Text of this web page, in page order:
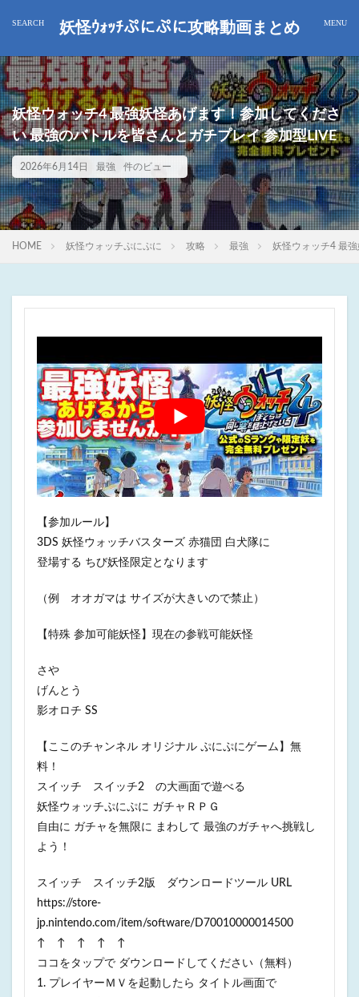
妖怪ｳｫｯﾁぷにぷに攻略動画まとめ
妖怪ウォッチ4 最強妖怪あげます！参加してくださ
い 最強のバトルを皆さんとガチプレイ 参加型LIVE
2026年6月14日 最強 件のビュー
HOME 妖怪ウォッチぷにぷに 攻略 最強 妖怪ウォッチ4 最
【参加ルール】
3DS 妖怪ウォッチバスターズ 赤猫団 白犬隊に
登場する ちび妖怪限定となります
（例 オオガマは サイズが大きいので禁止）
【特殊 参加可能妖怪】現在の参戦可能妖怪
さや
げんとう
影オロチ SS
【ここのチャンネル オリジナル ぷにぷにゲーム】無
料！
スイッチ スイッチ2 の大画面で遊べる
妖怪ウォッチぷにぷに ガチャＲＰＧ
自由に ガチャを無限に まわして 最強のガチャへ挑戦し
よう！
スイッチ スイッチ2版 ダウンロードツール URL
https://store-
jp.nintendo.com/item/software/D70010000014500
↑ ↑ ↑ ↑ ↑
ココをタップで ダウンロードしてください（無料）
1. プレイヤーＭＶを起動したら タイトル画面で